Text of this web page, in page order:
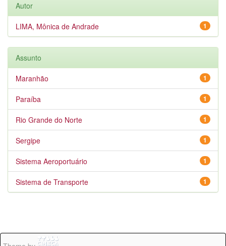
Autor
1
LIMA, Mônica de Andrade
Assunto
1
Maranhão
1
Paraíba
1
Rio Grande do Norte
1
Sergipe
1
Sistema Aeroportuário
1
Sistema de Transporte